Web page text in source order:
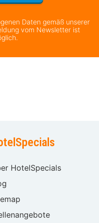
Daten gemäß unserer
vom Newsletter ist
HotelSpecials